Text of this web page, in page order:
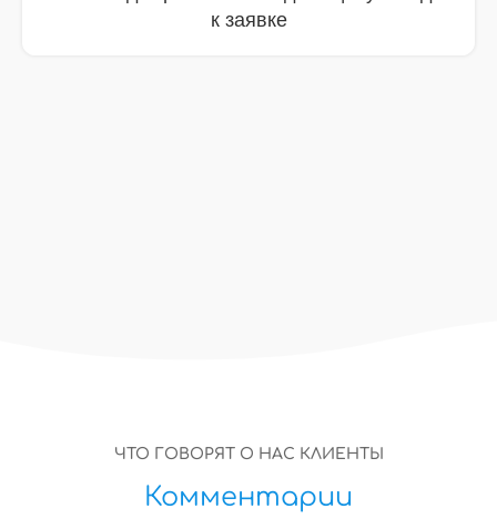
ЧТО ГОВОРЯТ О НАС КЛИЕНТЫ
Комментарии